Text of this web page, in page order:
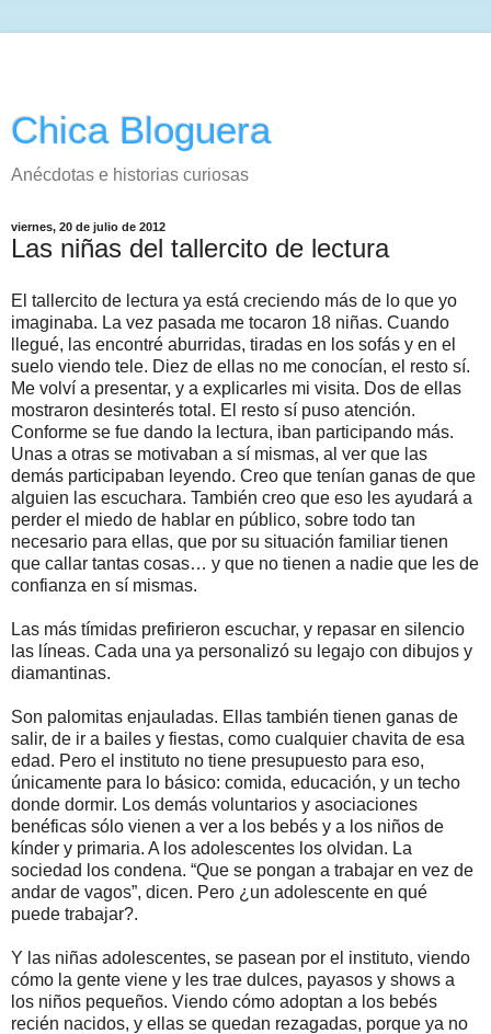
Chica Bloguera
Anécdotas e historias curiosas
viernes, 20 de julio de 2012
Las niñas del tallercito de lectura
El tallercito de lectura ya está creciendo más de lo que yo
imaginaba. La vez pasada me tocaron 18 niñas. Cuando
llegué, las encontré aburridas, tiradas en los sofás y en el
suelo viendo tele. Diez de ellas no me conocían, el resto sí.
Me volví a presentar, y a explicarles mi visita. Dos de ellas
mostraron desinterés total. El resto sí puso atención.
Conforme se fue dando la lectura, iban participando más.
Unas a otras se motivaban a sí mismas, al ver que las
demás participaban leyendo. Creo que tenían ganas de que
alguien las escuchara. También creo que eso les ayudará a
perder el miedo de hablar en público, sobre todo tan
necesario para ellas, que por su situación familiar tienen
que callar tantas cosas… y que no tienen a nadie que les de
confianza en sí mismas.
Las más tímidas prefirieron escuchar, y repasar en silencio
las líneas. Cada una ya personalizó su legajo con dibujos y
diamantinas.
Son palomitas enjauladas. Ellas también tienen ganas de
salir, de ir a bailes y fiestas, como cualquier chavita de esa
edad. Pero el instituto no tiene presupuesto para eso,
únicamente para lo básico: comida, educación, y un techo
donde dormir. Los demás voluntarios y asociaciones
benéficas sólo vienen a ver a los bebés y a los niños de
kínder y primaria. A los adolescentes los olvidan. La
sociedad los condena. “Que se pongan a trabajar en vez de
andar de vagos”, dicen. Pero ¿un adolescente en qué
puede trabajar?.
Y las niñas adolescentes, se pasean por el instituto, viendo
cómo la gente viene y les trae dulces, payasos y shows a
los niños pequeños. Viendo cómo adoptan a los bebés
recién nacidos, y ellas se quedan rezagadas, porque ya no